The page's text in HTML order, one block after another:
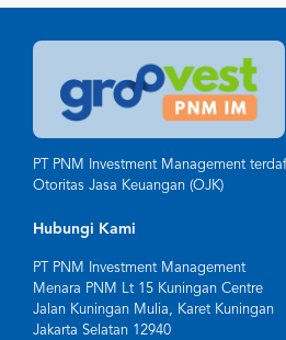
PT PNM Investment Management
Otoritas Jasa Keuangan (OJK)
Hubungi Kami
PT PNM Investment Management
Menara PNM Lt 15 Kuningan Centre
Jalan Kuningan Mulia, Karet Kuningan
Jakarta Selatan 12940